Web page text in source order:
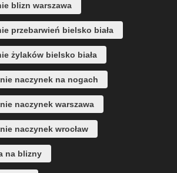
blizn warszawa
przebarwień bielsko biała
żylaków bielsko biała
naczynek na nogach
naczynek warszawa
naczynek wrocław
na blizny